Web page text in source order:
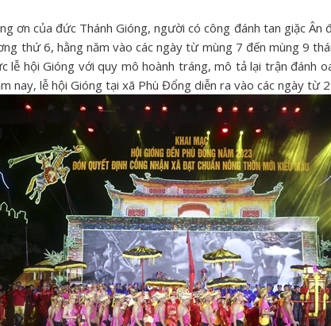
ơn của đức Thánh Gióng, người có công đánh tan giặc Ân
thứ 6, hằng năm vào các ngày từ mùng 7 đến mùng 9
lễ hội Gióng với quy mô hoành tráng, mô tả lại trận đánh
nay, lễ hội Gióng tại xã Phù Đổng diễn ra vào các ngày từ